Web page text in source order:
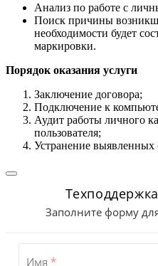
Анализ по работе с
Поиск причины
необходимости будет
маркировки.
Порядок оказания услуги
Заключение договора;
Подключение к
Аудит работы личного
пользователя;
Устранение
Заполните форму
Имя *